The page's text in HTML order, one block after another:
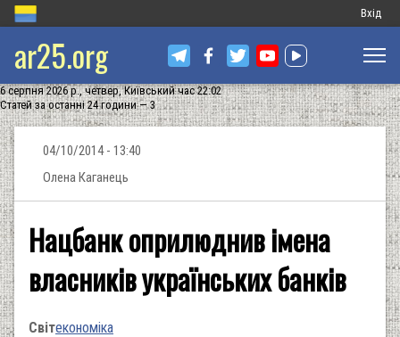
Меню
запису
Вхід
ar25.org
6 серпня 2026 р., четвер, Київський час 22:02
Статей за останні 24 години — 3
04/10/2014 - 13:40
Олена Каганець
Нацбанк оприлюднив імена
власників українських банків
Світекономіка